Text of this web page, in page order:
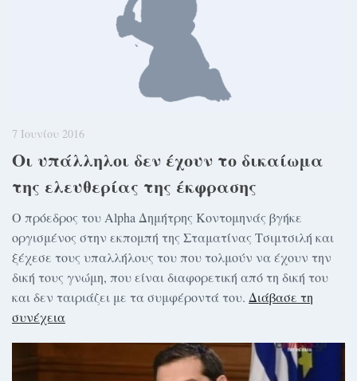
7 Ιουνίου 2016
Οι υπάλληλοι δεν έχουν το δικαίωμα
της ελευθερίας της έκφρασης
Ο πρόεδρος του Alpha Δημήτρης Κοντομηνάς βγήκε
οργισμένος στην εκπομπή της Σταματίνας Τσιμτσιλή και
ξέχεσε τους υπαλλήλους του που τολμούν να έχουν την
δική τους γνώμη, που είναι διαφορετική από τη δική του
και δεν ταιριάζει με τα συμφέροντά του. Διάβασε τη
συνέχεια